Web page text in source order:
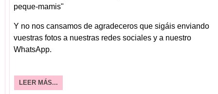
peque-mamis"
Y no nos cansamos de agradeceros que sigáis enviando
vuestras fotos a nuestras redes sociales y a nuestro
WhatsApp.
LEER MÁS...